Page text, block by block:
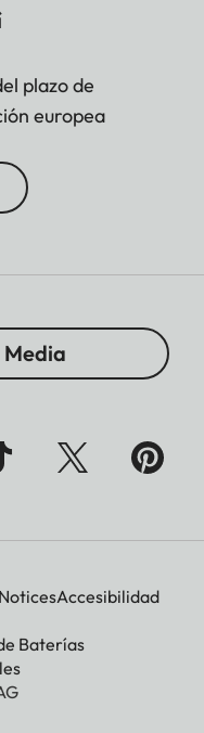
plazo de
europea
Media
Accesibilidad
Baterías